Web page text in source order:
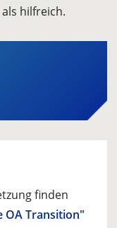
als hilfreich.
finden
OA Transition"